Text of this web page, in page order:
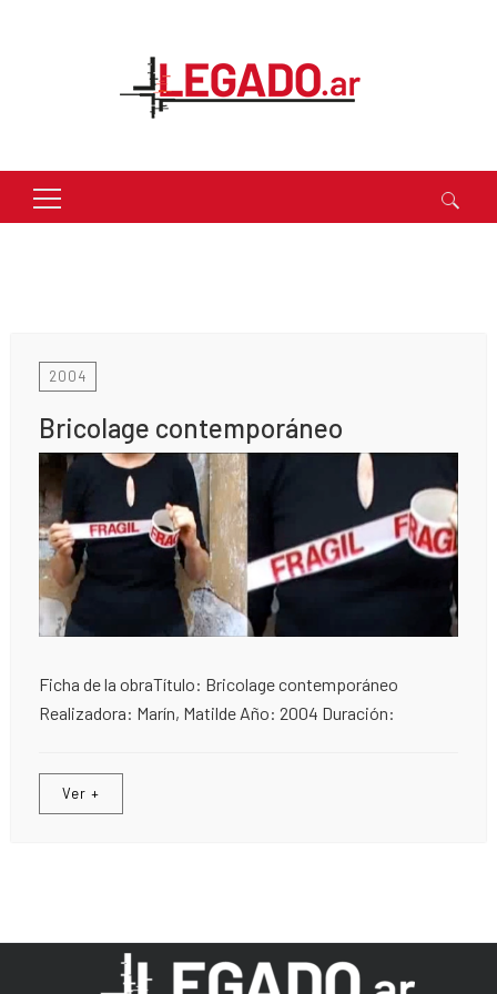
Buscar:
2004
Bricolage contemporáneo
Ficha de la obraTítulo: Bricolage contemporáneo
Realizadora: Marín, Matilde Año: 2004 Duración:
Ver +